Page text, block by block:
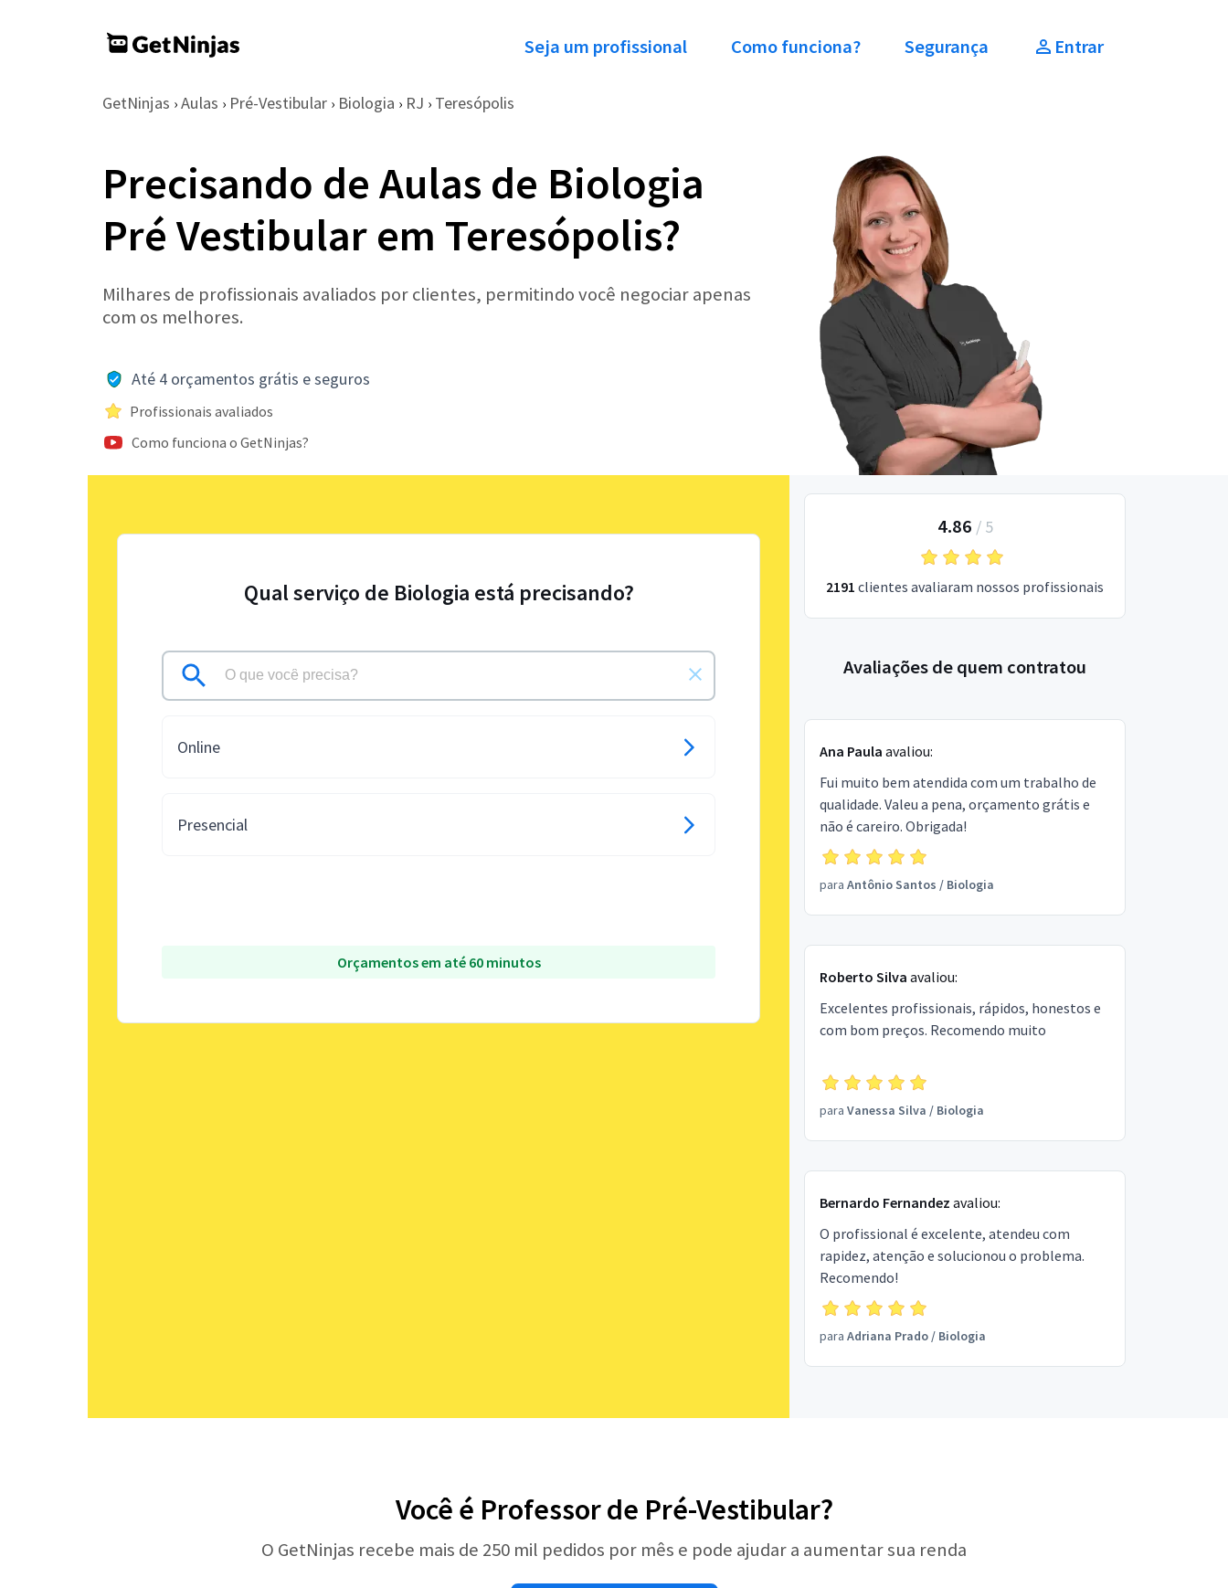
Seja um profissional Como funciona? Segurança Entrar
GetNinjas › Aulas › Pré-Vestibular › Biologia › RJ › Teresópolis
Precisando de Aulas de Biologia
Pré Vestibular em Teresópolis?
Milhares de profissionais avaliados por clientes, permitindo você negociar apenas
com os melhores.
Até 4 orçamentos grátis e seguros
Profissionais avaliados
Como funciona o GetNinjas?
Qual serviço de Biologia está precisando?
Online
Presencial
Orçamentos em até 60 minutos
4.86 / 5
2191 clientes avaliaram nossos profissionais
Avaliações de quem contratou
Ana Paula avaliou:
Fui muito bem atendida com um trabalho de
qualidade. Valeu a pena, orçamento grátis e
não é careiro. Obrigada!
para Antônio Santos / Biologia
Roberto Silva avaliou:
Excelentes profissionais, rápidos, honestos e
com bom preços. Recomendo muito
para Vanessa Silva / Biologia
Bernardo Fernandez avaliou:
O profissional é excelente, atendeu com
rapidez, atenção e solucionou o problema.
Recomendo!
para Adriana Prado/ Biologia
Você é Professor de Pré-Vestibular?
O GetNinjas recebe mais de 250 mil pedidos por mês e pode ajudar a aumentar sua renda